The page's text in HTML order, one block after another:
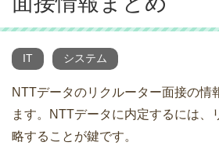
IT システム
NTTデータのリクルーター面接の情
ます。NTTデータに内定するには、
略することが鍵です。